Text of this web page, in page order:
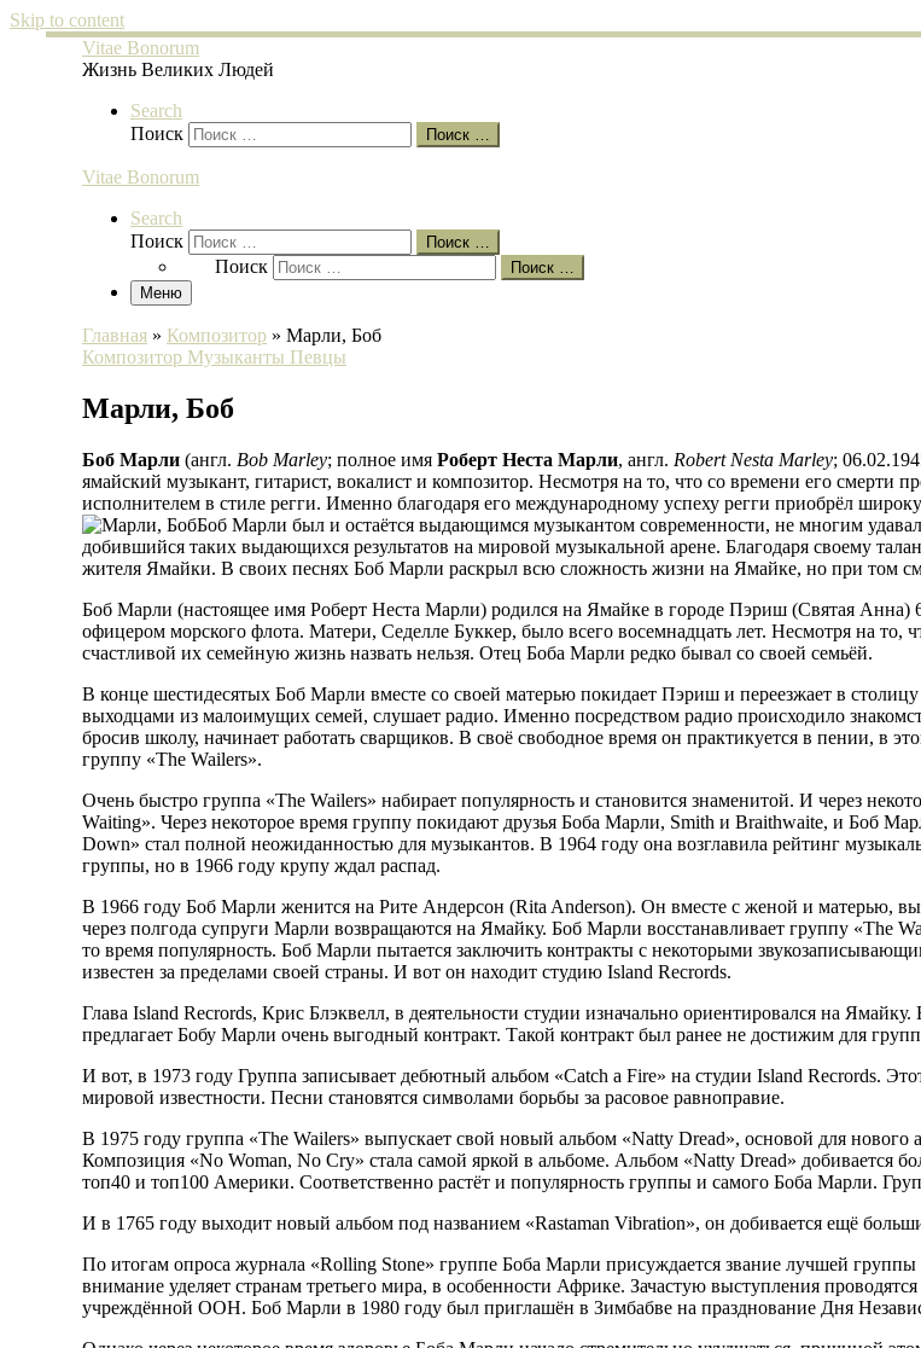
Skip to content
Vitae Bonorum
Жизнь Великих Людей
Search
Поиск
Поиск …
Vitae Bonorum
Search
Поиск
Поиск …
Поиск
Поиск …
Меню
Главная » Композитор » Марли, Боб
Композитор Музыканты Певцы
Марли, Боб
Боб Марли (англ. Bob Marley; полное имя Роберт Неста Марли, англ. Robert Nesta Marley;
ямайский музыкант, гитарист, вокалист и композитор. Несмотря на то, что со времени его смерти
исполнителем в стиле регги. Именно благодаря его международному успеху регги приобрёл
Боб Марли был и остаётся выдающимся музыкантом современности, не многим
добившийся таких выдающихся результатов на мировой музыкальной арене. Благодаря своему
жителя Ямайки. В своих песнях Боб Марли раскрыл всю сложность жизни на Ямайке, но при том
Боб Марли (настоящее имя Роберт Неста Марли) родился на Ямайке в городе Пэриш (Святая Анна)
офицером морского флота. Матери, Седелле Буккер, было всего восемнадцать лет. Несмотря на
счастливой их семейную жизнь назвать нельзя. Отец Боба Марли редко бывал со своей семьёй.
В конце шестидесятых Боб Марли вместе со своей матерью покидает Пэриш и переезжает в
выходцами из малоимущих семей, слушает радио. Именно посредством радио происходило
бросив школу, начинает работать сварщиков. В своё свободное время он практикуется в пении, в
группу «The Wailers».
Очень быстро группа «The Wailers» набирает популярность и становится знаменитой. И через
Waiting». Через некоторое время группу покидают друзья Боба Марли, Smith и Braithwaite, и Боб
Down» стал полной неожиданностью для музыкантов. В 1964 году она возглавила рейтинг
группы, но в 1966 году крупу ждал распад.
В 1966 году Боб Марли женится на Рите Андерсон (Rita Anderson). Он вместе с женой и матерью,
через полгода супруги Марли возвращаются на Ямайку. Боб Марли восстанавливает группу «The
то время популярность. Боб Марли пытается заключить контракты с некоторыми
известен за пределами своей страны. И вот он находит студию Island Recrords.
Глава Island Recrords, Крис Блэквелл, в деятельности студии изначально ориентировался на
предлагает Бобу Марли очень выгодный контракт. Такой контракт был ранее не достижим для
И вот, в 1973 году Группа записывает дебютный альбом «Catch a Fire» на студии Island Recrords.
мировой известности. Песни становятся символами борьбы за расовое равноправие.
В 1975 году группа «The Wailers» выпускает свой новый альбом «Natty Dread», основой для
Композиция «No Woman, No Cry» стала самой яркой в альбоме. Альбом «Natty Dread» добивается
топ40 и топ100 Америки. Соответственно растёт и популярность группы и самого Боба Марли.
И в 1765 году выходит новый альбом под названием «Rastaman Vibration», он добивается ещё
По итогам опроса журнала «Rolling Stone» группе Боба Марли присуждается звание лучшей
внимание уделяет странам третьего мира, в особенности Африке. Зачастую выступления
учреждённой ООН. Боб Марли в 1980 году был приглашён в Зимбабве на празднование Дня